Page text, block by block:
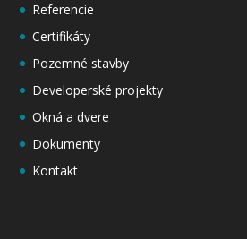
Referencie
Certifikáty
Pozemné stavby
Developerské projekty
Okná a dvere
Dokumenty
Kontakt